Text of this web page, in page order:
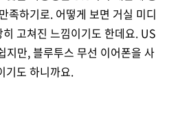
족하기로. 어떻게 보면 거실 미디
고쳐진 느낌이기도 한데요. US
지만, 블루투스 무선 이어폰을 사
기도 하니까요.